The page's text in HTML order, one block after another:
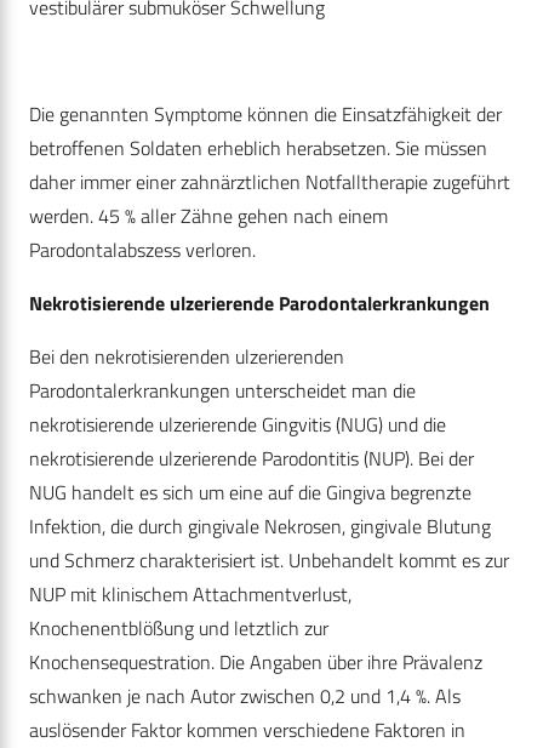
vestibulärer submuköser Schwellung
Die genannten Symptome können die Einsatzfähigkeit der
betroffenen Soldaten erheblich herabsetzen. Sie müssen
daher immer einer zahnärztlichen Notfalltherapie zugeführt
werden. 45 % aller Zähne gehen nach einem
Parodontalabszess verloren.
Nekrotisierende ulzerierende Parodontalerkrankungen
Bei den nekrotisierenden ulzerierenden
Parodontalerkrankungen unterscheidet man die
nekrotisierende ulzerierende Gingvitis (NUG) und die
nekrotisierende ulzerierende Parodontitis (NUP). Bei der
NUG handelt es sich um eine auf die Gingiva begrenzte
Infektion, die durch gingivale Nekrosen, gingivale Blutung
und Schmerz charakterisiert ist. Unbehandelt kommt es zur
NUP mit klinischem Attachmentverlust,
Knochenentblößung und letztlich zur
Knochensequestration. Die Angaben über ihre Prävalenz
schwanken je nach Autor zwischen 0,2 und 1,4 %. Als
auslösender Faktor kommen verschiedene Faktoren in